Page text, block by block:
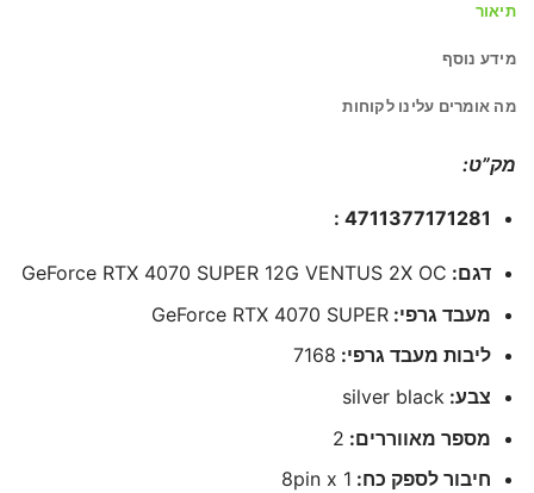
תיאור
מידע נוסף
מה אומרים עלינו לקוחות
מק”ט:
4711377171281 :
דגם: GeForce RTX 4070 SUPER 12G VENTUS 2X OC
מעבד גרפי: GeForce RTX 4070 SUPER
ליבות מעבד גרפי: 7168
צבע: silver black
מספר מאווררים: 2
חיבור לספק כח: 8pin x 1